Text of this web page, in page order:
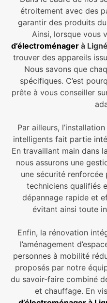
étroitement avec des
garantir des produits
Ainsi, lorsque vous
d’électroménager à Ligné
trouver des appareils
Nous savons que
spécifiques. C’est
prête à vous conseiller
Par ailleurs,
intelligents fait partie
En travaillant main dans
nous assurons une
une sécurité
techniciens qualifiés
dépannage rapide et
évitant ainsi toute
Enfin, la rénovation
l’aménagement
personnes à mobilité
proposés par notre
du savoir-faire combiné
et chauffage. En